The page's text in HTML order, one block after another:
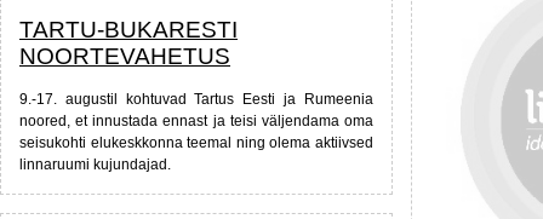
TARTU-BUKARESTI
NOORTEVAHETUS
9.-17. augustil kohtuvad Tartus Eesti ja Rumeenia
noored, et innustada ennast ja teisi väljendama oma
seisukohti elukeskkonna teemal ning olema aktiivsed
linnaruumi kujundajad.